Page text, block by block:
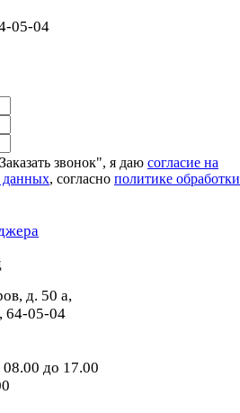
05-04
звонок", я даю согласие на
данных, согласно политике обработки
д. 50 а,
64-05-04
до 17.00